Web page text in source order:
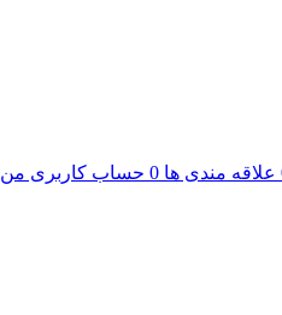
علاقه مندی ها 0 حساب کاربری من